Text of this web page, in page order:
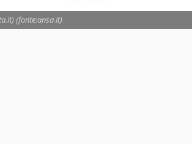
(fonte:ansa.it)